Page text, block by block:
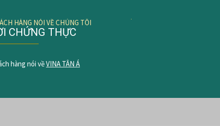
HÀNG NÓI VỀ CHÚNG TÔI
CHỨNG THỰC
hàng nói vềVINA TÂN Á